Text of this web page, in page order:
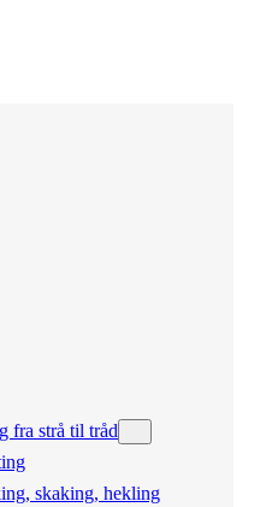
fra strå til tråd
skaking, hekling